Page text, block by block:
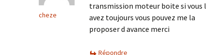
cheze
transmission moteur boite si vous l
avez toujours vous pouvez me la
proposer d avance merci
Répondre